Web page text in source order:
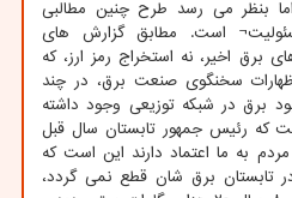
اما بنظر می رسد طرح چنین مطالبی
است. مطابق گزارش های
برق اخیر، نه استخراج رمز ارز، که
سخنگوی صنعت برق، در چند
کمبود برق در شبکه توزیعی وجود داشته
که رئیس جمهور تابستان سال قبل
به ما اعتماد دارند این است که
تابستان برق شان قطع نمی گردد،